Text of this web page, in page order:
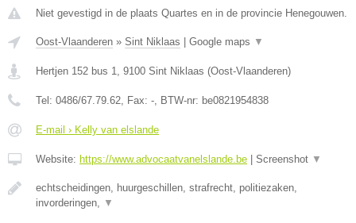
Niet gevestigd in de plaats Quartes en in de provincie Henegouwen.
Oost-Vlaanderen » Sint Niklaas Google maps ▼
Hertjen 152 bus 1, 9100 Sint Niklaas (Oost-Vlaanderen)
Tel: 0486/67.79.62, Fax: -, BTW-nr: be0821954838
E-mail › Kelly van elslande
Website: https://www.advocaatvanelslande.be Screenshot ▼
echtscheidingen, huurgeschillen, strafrecht, politiezaken,
invorderingen, ▼